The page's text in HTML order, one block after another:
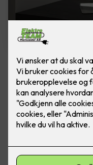
Dobbel
lader
Ferdig montert -